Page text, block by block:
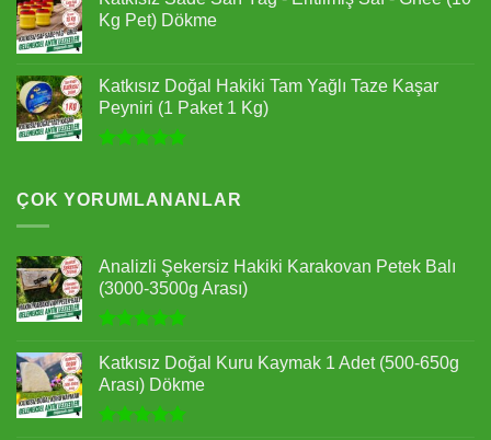
aldı
Kg Pet) Dökme
Katkısız Doğal Hakiki Tam Yağlı Taze Kaşar
Peyniri (1 Paket 1 Kg)
aldı
ÇOK YORUMLANANLAR
Analizli Şekersiz Hakiki Karakovan Petek Balı
(3000-3500g Arası)
5.00oy
aldı
Katkısız Doğal Kuru Kaymak 1 Adet (500-650g
Arası) Dökme